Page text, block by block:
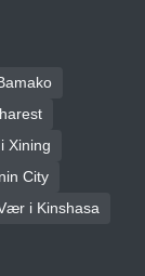
City
i Kinshasa